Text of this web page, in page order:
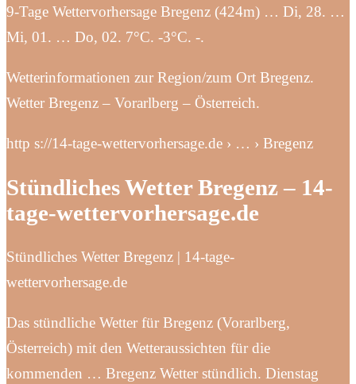
9-Tage Wettervorhersage Bregenz (424m) … Di, 28. …
Mi, 01. … Do, 02. 7°C. -3°C. -.
Wetterinformationen zur Region/zum Ort Bregenz.
Wetter Bregenz – Vorarlberg – Österreich.
http s://14-tage-wettervorhersage.de › … › Bregenz
Stündliches Wetter Bregenz – 14-
tage-wettervorhersage.de
Stündliches Wetter Bregenz | 14-tage-
wettervorhersage.de
Das stündliche Wetter für Bregenz (Vorarlberg,
Österreich) mit den Wetteraussichten für die
kommenden … Bregenz Wetter stündlich. Dienstag